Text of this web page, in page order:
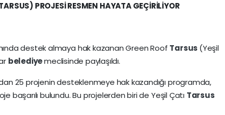
PROJESİ RESMEN HAYATA GEÇİRİLİYOR
destek almaya hak kazanan Green Roof Tarsus (Yeşil
belediyemeclisinde paylaşıldı.
25 projenin desteklenmeye hak kazandığı programda,
başarılı bulundu. Bu projelerden biri de Yeşil Çatı Tarsus